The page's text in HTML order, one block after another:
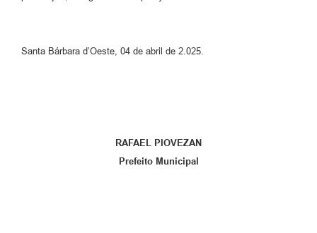
Santa Bárbara d’Oeste, 04 de abril de 2.025.
RAFAEL PIOVEZAN
Prefeito Municipal